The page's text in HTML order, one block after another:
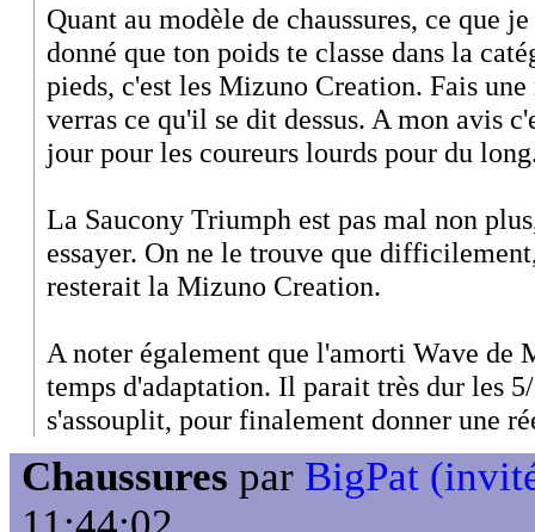
Quant au modèle de chaussures, ce que
donné que ton poids te classe dans la
pieds, c'est les Mizuno Creation. Fais
verras ce qu'il se dit dessus. A mon avis
jour pour les coureurs lourds pour du
La Saucony Triumph est pas mal non
essayer. On ne le trouve que
resterait la Mizuno Creation.
A noter également que l'amorti Wave de
temps d'adaptation. Il parait très dur les
s'assouplit, pour finalement donner une
Chaussures par BigPat